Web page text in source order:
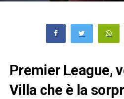
Premier League,
Villa che è la